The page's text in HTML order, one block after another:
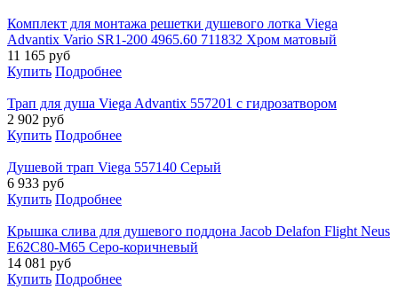
Комплект для монтажа решетки душевого лотка Viega
Advantix Vario SR1-200 4965.60 711832 Хром матовый
11 165 руб
Купить Подробнее
Трап для душа Viega Advantix 557201 с гидрозатвором
2 902 руб
Купить Подробнее
Душевой трап Viega 557140 Серый
6 933 руб
Купить Подробнее
Крышка слива для душевого поддона Jacob Delafon Flight Neus
E62C80-M65 Серо-коричневый
14 081 руб
Купить Подробнее